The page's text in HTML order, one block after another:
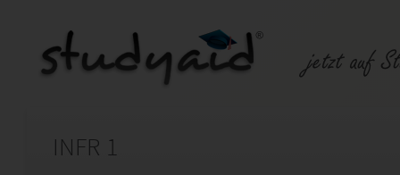
INFR 1